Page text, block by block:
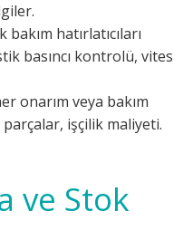
bakım hatırlatıcıları
basıncı kontrolü, vites
onarım veya bakım
işçilik maliyeti.
ve Stok